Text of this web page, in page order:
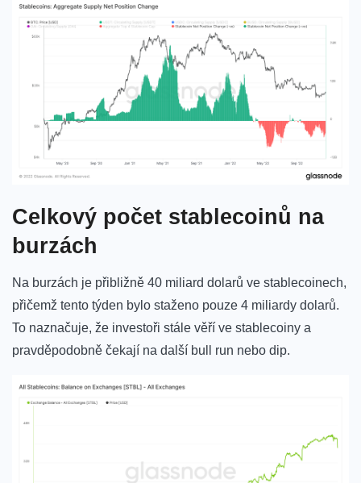
Celkový počet stablecoinů na
burzách
Na burzách je přibližně 40 miliard dolarů ve stablecoinech,
přičemž tento týden bylo staženo pouze 4 miliardy dolarů.
To naznačuje, že investoři stále věří ve stablecoiny a
pravděpodobně čekají na další bull run nebo dip.